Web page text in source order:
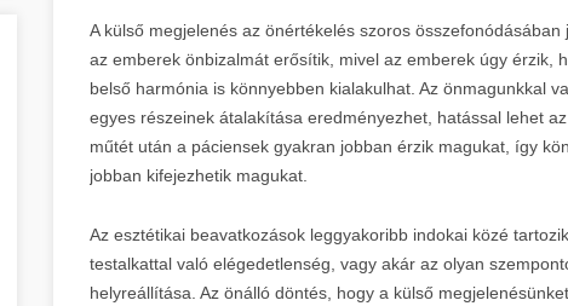
A külső megjelenés az önértékelés szoros összefonódásában
az emberek önbizalmát erősítik, mivel az emberek úgy érzik,
belső harmónia is könnyebben kialakulhat. Az önmagunkkal
egyes részeinek átalakítása eredményezhet, hatással lehet
műtét után a páciensek gyakran jobban érzik magukat, így
jobban kifejezhetik magukat.
Az esztétikai beavatkozások leggyakoribb indokai közé
testalkattal való elégedetlenség, vagy akár az olyan
helyreállítása. Az önálló döntés, hogy a külső